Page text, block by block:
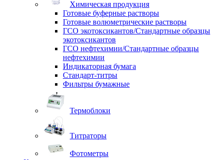
Химическая продукция
Готовые буферные растворы
Готовые волюметрические растворы
ГСО экотоксикантов/Стандартные образцы
экотоксикантов
ГСО нефтехимии/Стандартные образцы
нефтехимии
Индикаторная бумага
Стандарт-титры
Фильтры бумажные
Термоблоки
Титраторы
Фотометры